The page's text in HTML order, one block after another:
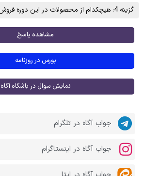
گزینه 4: هیچکدام از محصولات در این دوره فروش صادراتی نداشته است.
مشاهده پاسخ
بورس در روزنامه
نمایش سوال در باشگاه آگاه
جواب آگاه در تلگرام
جواب آگاه در اینستاگرام